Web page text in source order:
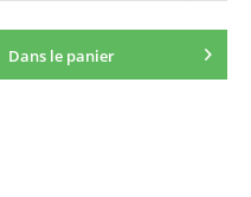
Dans le panier